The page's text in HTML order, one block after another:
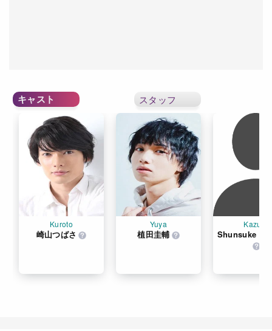
スタッフ
キャスト
Kuroto
崎山つばさ
Yuya
植田圭輔
Kazuki
Shunsuke